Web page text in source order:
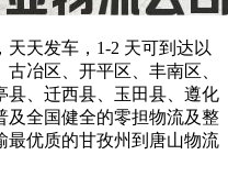
天发车，1-2 天可到达以
冶区、开平区、丰南区、
县、迁西县、玉田县、遵化
及全国健全的零担物流及整
最优质的甘孜州到唐山物流